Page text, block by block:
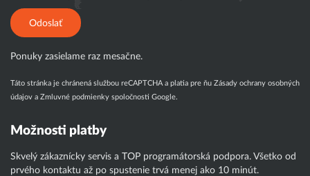
Odoslať
Ponuky zasielame raz mesačne.
Táto stránka je chránená službou reCAPTCHA a platia pre ňu Zásady ochrany osobných
údajov a Zmluvné podmienky spoločnosti Google.
Možnosti platby
Skvelý zákaznícky servis a TOP programátorská podpora. Všetko od
prvého kontaktu až po spustenie trvá menej ako 10 minút.